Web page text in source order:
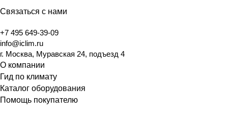
Связаться с нами
+7 495 649-39-09
info@iclim.ru
г. Москва, Муравская 24, подъезд 4
О компании
Гид по климату
Каталог оборудования
Помощь покупателю